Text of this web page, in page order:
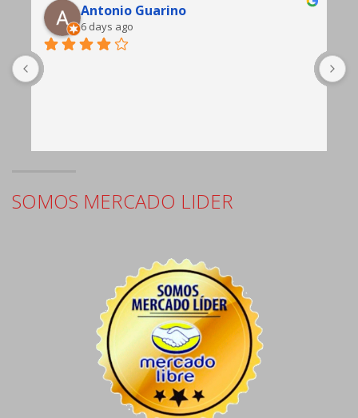
Edgardo Gasto
9 days ago
SOMOS MERCADO LIDER